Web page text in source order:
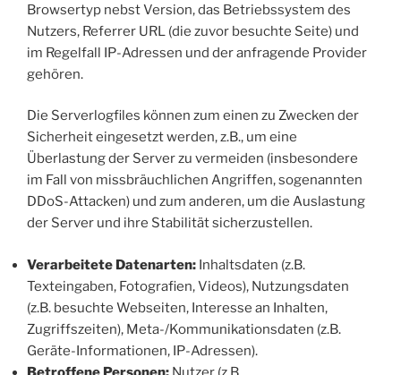
Browsertyp nebst Version, das Betriebssystem des
Nutzers, Referrer URL (die zuvor besuchte Seite) und
im Regelfall IP-Adressen und der anfragende Provider
gehören.
Die Serverlogfiles können zum einen zu Zwecken der
Sicherheit eingesetzt werden, z.B., um eine
Überlastung der Server zu vermeiden (insbesondere
im Fall von missbräuchlichen Angriffen, sogenannten
DDoS-Attacken) und zum anderen, um die Auslastung
der Server und ihre Stabilität sicherzustellen.
Verarbeitete Datenarten: Inhaltsdaten (z.B.
Texteingaben, Fotografien, Videos), Nutzungsdaten
(z.B. besuchte Webseiten, Interesse an Inhalten,
Zugriffszeiten), Meta-/Kommunikationsdaten (z.B.
Geräte-Informationen, IP-Adressen).